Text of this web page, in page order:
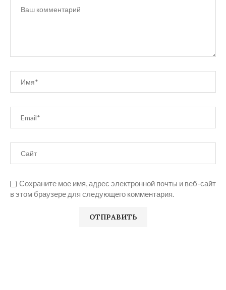
Сохраните мое имя, адрес электронной почты и веб-сайт
в этом браузере для следующего комментария.